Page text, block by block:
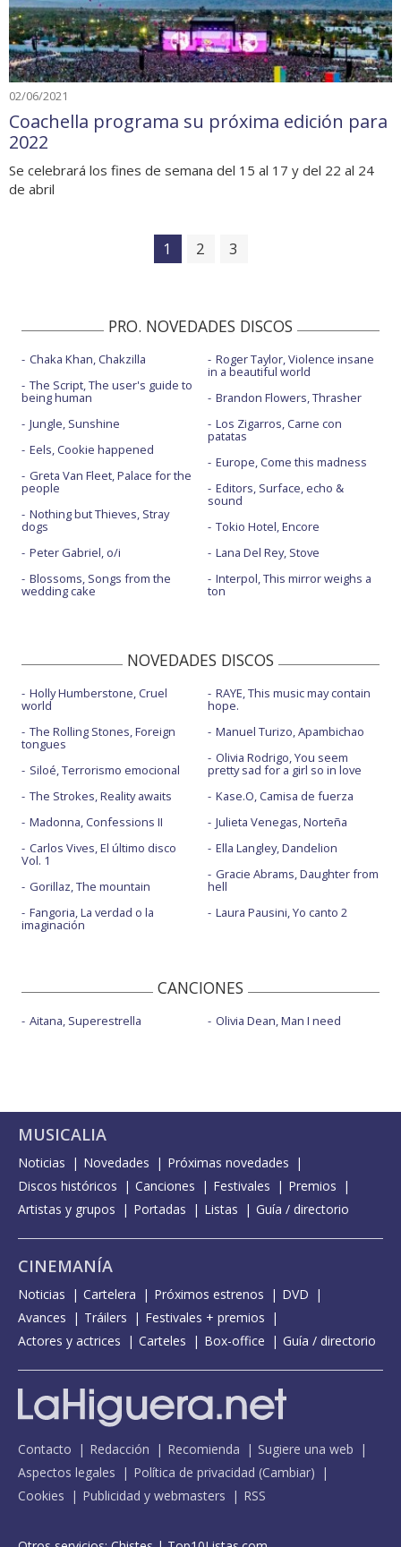
02/06/2021
Coachella programa su próxima edición para
2022
Se celebrará los fines de semana del 15 al 17 y del 22 al 24
de abril
1 2 3
PRO. NOVEDADES DISCOS
Chaka Khan, Chakzilla
The Script, The user's guide to
being human
Jungle, Sunshine
Eels, Cookie happened
Greta Van Fleet, Palace for the
people
Nothing but Thieves, Stray
dogs
Peter Gabriel, o/i
Blossoms, Songs from the
wedding cake
Roger Taylor, Violence insane
in a beautiful world
Brandon Flowers, Thrasher
Los Zigarros, Carne con
patatas
Europe, Come this madness
Editors, Surface, echo &
sound
Tokio Hotel, Encore
Lana Del Rey, Stove
Interpol, This mirror weighs a
ton
NOVEDADES DISCOS
Holly Humberstone, Cruel
world
The Rolling Stones, Foreign
tongues
Siloé, Terrorismo emocional
The Strokes, Reality awaits
Madonna, Confessions II
Carlos Vives, El último disco
Vol. 1
Gorillaz, The mountain
Fangoria, La verdad o la
imaginación
RAYE, This music may contain
hope.
Manuel Turizo, Apambichao
Olivia Rodrigo, You seem
pretty sad for a girl so in love
Kase.O, Camisa de fuerza
Julieta Venegas, Norteña
Ella Langley, Dandelion
Gracie Abrams, Daughter from
hell
Laura Pausini, Yo canto 2
CANCIONES
Aitana, Superestrella Olivia Dean, Man I need
MUSICALIA
Noticias Novedades
Próximas novedades
Discos históricos
Canciones Festivales
Premios
Artistas y grupos
Portadas Listas Guía / directorio
CINEMANÍA
Noticias Cartelera Próximos estrenos
DVD
Avances
Tráilers
Festivales + premios
Actores y actrices
Carteles Box-office Guía / directorio
Contacto Redacción Recomienda
Sugiere una web
Aspectos legales
Política de privacidad (Cambiar)
Cookies
Publicidad y webmasters RSS